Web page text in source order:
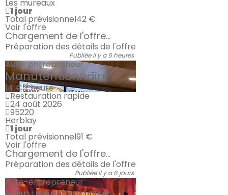
Les mureaux
1 jour
Total prévisionnel42 €
Voir l'offre
Chargement de l'offre...
Préparation des détails de l'offre
Publiée il y a 6 heures
Auto-entrepreneur
Manutentionnaire
14 € / heure
Restauration rapide
24 août 2026
95220
Herblay
1 jour
Total prévisionnel91 €
Voir l'offre
Chargement de l'offre...
Préparation des détails de l'offre
Publiée il y a 6 jours
Auto-entrepreneur